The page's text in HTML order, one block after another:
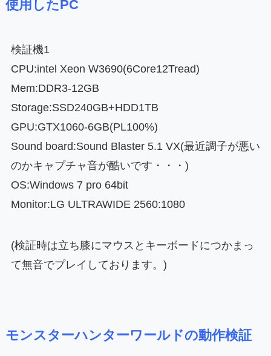
使用したPC
検証機1
CPU:intel Xeon W3690(6Core12Tread)
Mem:DDR3-12GB
Storage:SSD240GB+HDD1TB
GPU:GTX1060-6GB(PL100%)
Sound board:Sound Blaster 5.1 VX(最近調子が悪い
のかキャプチャ音が酷いです・・・)
OS:Windows 7 pro 64bit
Monitor:LG ULTRAWIDE 2560:1080
(検証時は立ち膝にマウスとキーボードにつかまっ
て無音でプレイしております。)
モンスターハンターワールドの動作検証